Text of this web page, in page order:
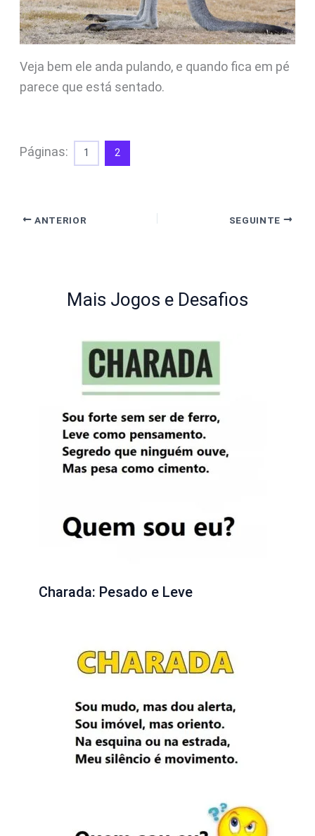
Veja bem ele anda pulando, e quando fica em pé
parece que está sentado.
Páginas: 1 2
ANTERIOR SEGUINTE
Mais Jogos e Desafios
Charada: Pesado e Leve